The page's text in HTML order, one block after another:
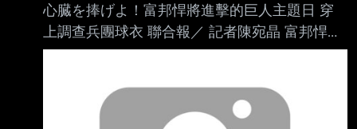
心臓を捧げよ！富邦悍將進擊的巨人主題日 穿
上調查兵團球衣 聯合報／ 記者陳宛晶 富邦悍將
隊攜手《進擊的巨人》舉辦聯名主題日，將於8
布後受到粉絲及悍將家人好評，球團公布聯名主
題特別新增8月21、26、27 日，一共5場比賽，